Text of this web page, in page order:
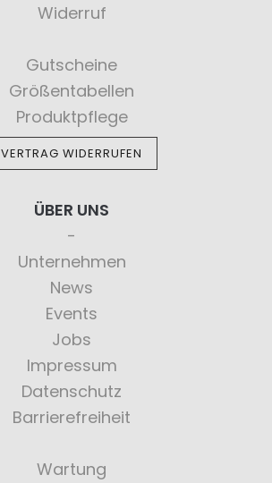
Widerruf
Gutscheine
Größentabellen
Produktpflege
VERTRAG WIDERRUFEN
ÜBER UNS
Unternehmen
News
Events
Jobs
Impressum
Datenschutz
Barrierefreiheit
Wartung